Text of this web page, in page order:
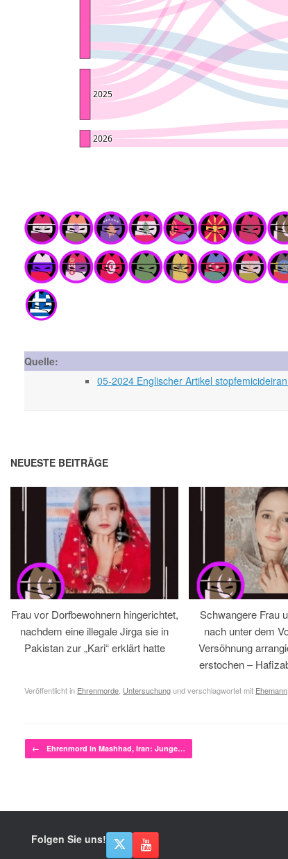
Quelle:
05-2024 Englischer Artikel
NEUESTE BEITRÄGE
Frau vor Dorfbewohnern hingerichtet,
nachdem eine illegale Jirga sie in
Pakistan zur „Kari“ erklärt hatte
Schwangere Frau
nach unter dem
Versöhnung
erstochen –
Veröffentlicht in Ehrenmorde Untersuchungund verschlagwortet mit Ehemann
Beitragsnavigation
← Ehrenmord in Mashhad, Iran: Junge…
Folgen Sie uns!